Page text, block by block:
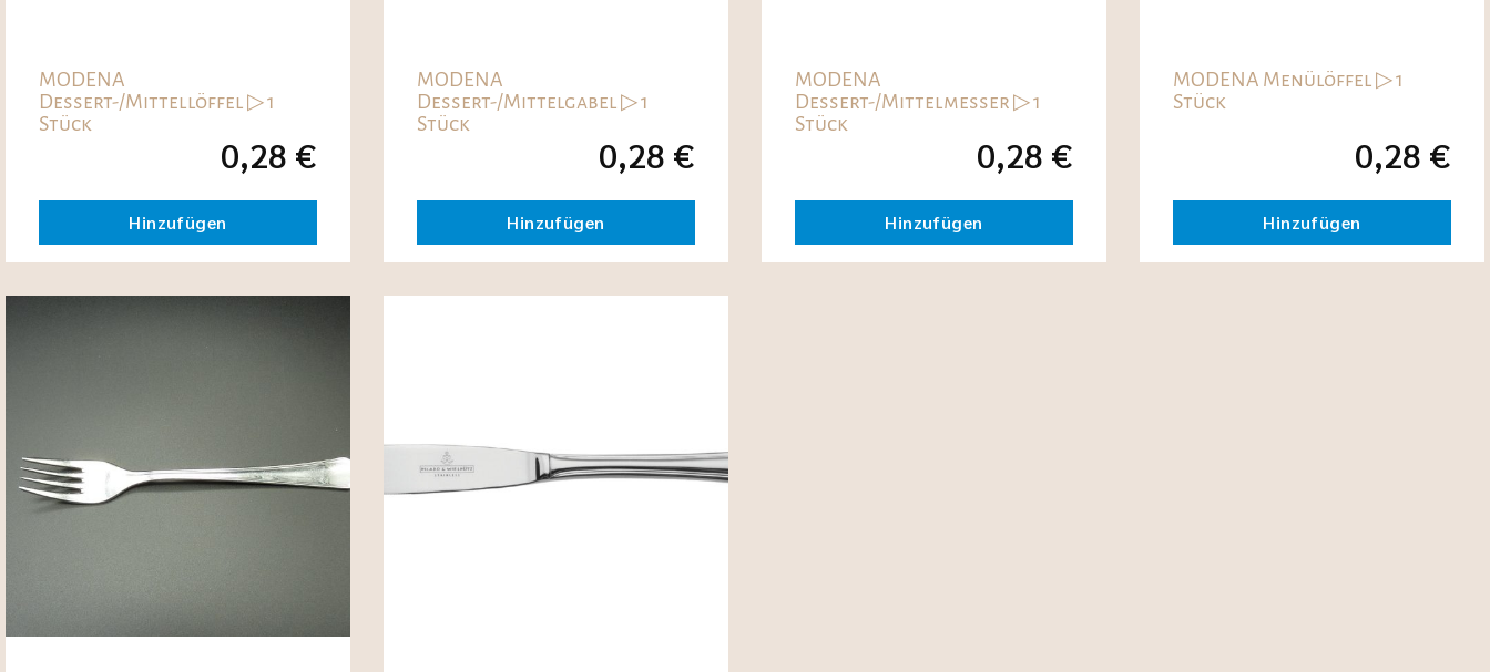
MODENA
Dessert-/Mittellöffel ▷ 1
Stück
0,28 €
Hinzufügen
MODENA
Dessert-/Mittelgabel ▷ 1
Stück
0,28 €
Hinzufügen
MODENA
Dessert-/Mittelmesser ▷ 1
Stück
0,28 €
Hinzufügen
MODENA Menülöffel ▷ 1
Stück
0,28 €
Hinzufügen